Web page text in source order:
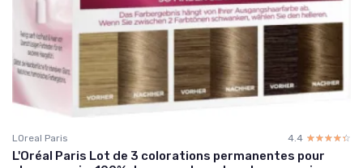
LOreal Paris 4.4 ☆☆☆☆☆
★★★★★
L'Oréal Paris Lot de 3 colorations permanentes pour